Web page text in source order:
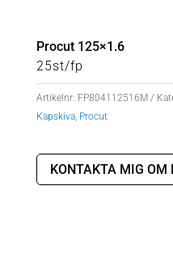
Procut 125×1.6
25st/fp
Artikelnr: FP804112516M
Kapskiva, Procut
KONTAKTA MIG OM